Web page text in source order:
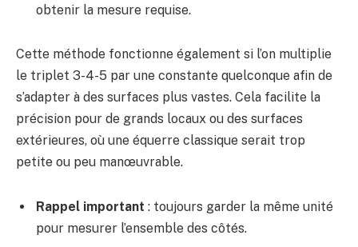
obtenir la mesure requise.
Cette méthode fonctionne également si l’on multiplie
le triplet 3-4-5 par une constante quelconque afin de
s’adapter à des surfaces plus vastes. Cela facilite la
précision pour de grands locaux ou des surfaces
extérieures, où une équerre classique serait trop
petite ou peu manœuvrable.
Rappel important : toujours garder la même unité
pour mesurer l’ensemble des côtés.